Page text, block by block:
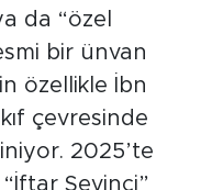
da “özel
bir ünvan
özellikle İbn
çevresinde
2025’te
Sevinci”